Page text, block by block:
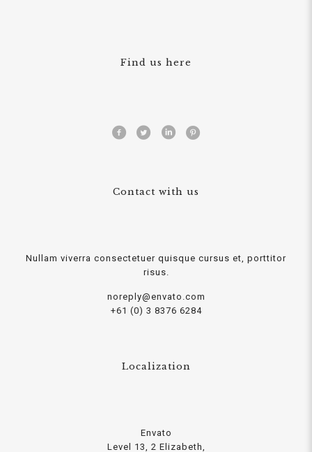
Find us here
Contact with us
Nullam viverra consectetuer quisque cursus et, porttitor
risus.
noreply@envato.com
+61 (0) 3 8376 6284
Localization
Envato
Level 13, 2 Elizabeth,